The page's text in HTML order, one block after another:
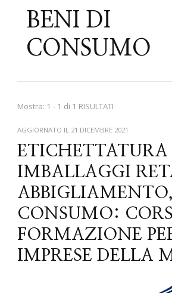
BENI DI
CONSUMO
Mostra: 1 - 1 di 1 RISULTATI
AGGIORNATO IL 21 DICEMBRE 2021
ETICHETTATURA
IMBALLAGGI
CONSUMO:
FORMAZIONE
IMPRESE DELLA